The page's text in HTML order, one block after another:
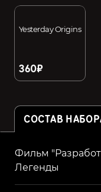
Yesterday Origins
360₽
СОСТАВ
Фильм
Легенды